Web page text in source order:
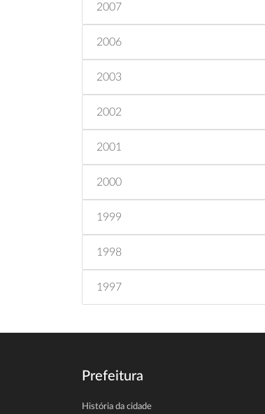
2007
2006
2003
2002
2001
2000
1999
1998
1997
Prefeitura
História da cidade